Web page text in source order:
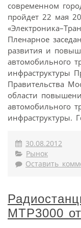
современном
пройдет 22 мая
Пленарное
развития и
автомобильного
инфраструктуры
Правительства
области
автомобильного
инфраструктуры.
30.08.2012
Рынок
Оставить
MTP3000